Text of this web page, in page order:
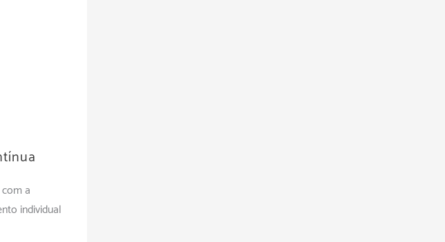
a
individual